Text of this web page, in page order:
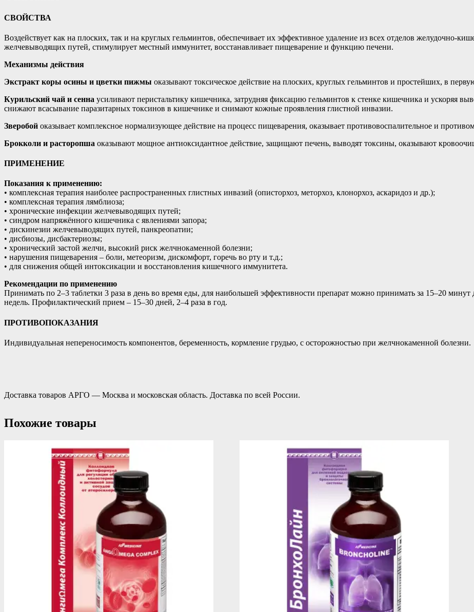
СВОЙСТВА
Воздействует как на плоских, так и на круглых гельминтов, обеспечивает их эффективное удаление из всех отделов желудочно-
желчевыводящих путей, стимулирует местный иммунитет, восстанавливает пищеварение и функцию печени.
Механизмы действия
Экстракт коры осины и цветки пижмы оказывают токсическое действие на плоских, круглых гельминтов и простейших, в
Курильский чай и сенна усиливают перистальтику кишечника, затрудняя фиксацию гельминтов к стенке кишечника и ускоряя
снижают всасывание паразитарных токсинов в кишечнике и снимают кожные проявления глистной инвазии.
Зверобой оказывает комплексное нормализующее действие на процесс пищеварения, оказывает противовоспалительное и
Брокколи и расторопша оказывают мощное антиоксидантное действие, защищают печень, выводят токсины, оказывают
ПРИМЕНЕНИЕ
Показания к применению:
• комплексная терапия наиболее распространенных глистных инвазий (описторхоз, меторхоз, клонорхоз, аскаридоз и др.);
• комплексная терапия лямблиоза;
• хронические инфекции желчевыводящих путей;
• синдром напряжённого кишечника с явлениями запора;
• дискинезии желчевыводящих путей, панкреопатии;
• дисбиозы, дисбактериозы;
• хронический застой желчи, высокий риск желчнокаменной болезни;
• нарушения пищеварения – боли, метеоризм, дискомфорт, горечь во рту и т.д.;
• для снижения общей интоксикации и восстановления кишечного иммунитета.
Рекомендации по применению
Принимать по 2–3 таблетки 3 раза в день во время еды, для наибольшей эффективности препарат можно принимать за 15–20
недель. Профилактический прием – 15–30 дней, 2–4 раза в год.
ПРОТИВОПОКАЗАНИЯ
Индивидуальная непереносимость компонентов, беременность, кормление грудью, с осторожностью при желчнокаменной болезни.
Доставка товаров АРГО — Москва и московская область. Доставка по всей России.
Похожие товары